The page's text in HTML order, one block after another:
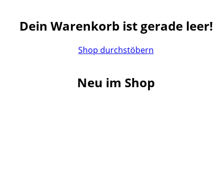
Dein Warenkorb ist gerade leer!
Shop durchstöbern
Neu im Shop